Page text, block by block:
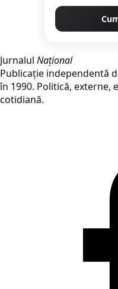
Jurnalul Național
Publicație independentă
în 1990. Politică, externe,
cotidiană.